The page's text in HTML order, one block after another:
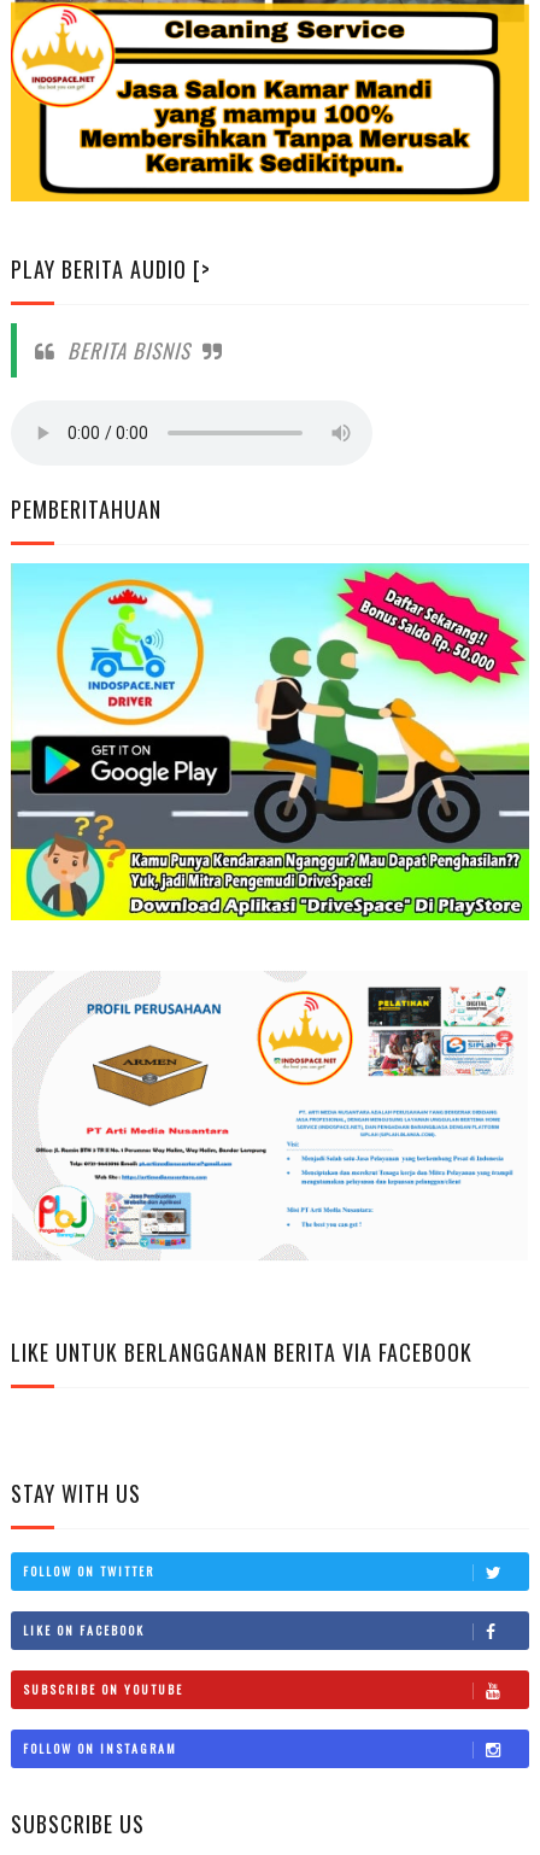
PLAY BERITA AUDIO [>
BERITA BISNIS
PEMBERITAHUAN
LIKE UNTUK BERLANGGANAN BERITA VIA FACEBOOK
STAY WITH US
FOLLOW ON TWITTER
LIKE ON FACEBOOK
SUBSCRIBE ON YOUTUBE
FOLLOW ON INSTAGRAM
SUBSCRIBE US